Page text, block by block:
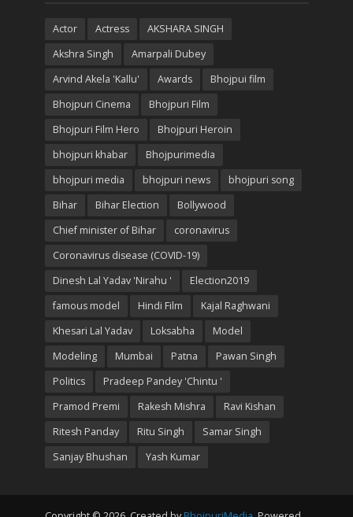
Actor Actress
AKSHARA SINGH
Akshra Singh
Amarpali Dubey
Arvind Akela 'Kallu'
Awards
Bhojpui film
Bhojpuri Cinema
Bhojpuri Film
Bhojpuri Film Hero
Bhojpuri Heroin
bhojpuri khabar
Bhojpurimedia
bhojpuri media
bhojpuri news
bhojpuri song
Bihar
Bihar Election
Bollywood
Chief minister of Bihar
coronavirus
Coronavirus disease (COVID-19)
Dinesh Lal Yadav 'Nirahu '
Election2019
famous model
Hindi Film
Kajal Raghwani
Khesari Lal Yadav
Loksabha
Model
Modeling
Mumbai Patna
Pawan Singh
Politics
Pradeep Pandey 'Chintu '
Pramod Premi
Rakesh Mishra
Ravi Kishan
Ritesh Panday
Ritu Singh
Samar Singh
Sanjay Bhushan
Yash Kumar